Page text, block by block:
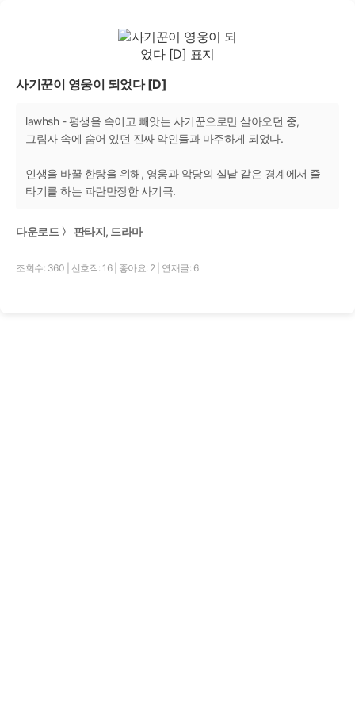
사기꾼이 영웅이 되었다 [D]
lawhsh - 평생을 속이고 빼앗는 사기꾼으로만 살아오던 중,
그림자 속에 숨어 있던 진짜 악인들과 마주하게 되었다.
인생을 바꿀 한탕을 위해, 영웅과 악당의 실낱 같은 경계에서 줄
타기를 하는 파란만장한 사기극.
다운로드 〉 판타지, 드라마
조회수: 360 선호작: 16 좋아요: 2 연재글: 6